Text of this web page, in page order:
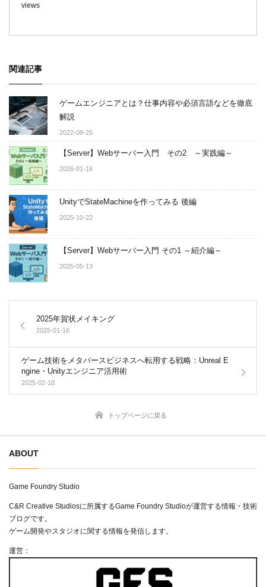
views
関連記事
ゲームエンジニアとは？仕事内容や必須言語などを徹底
解説
2022-08-25
【Server】Webサーバー入門 その2 ～実践編～
2026-01-16
UnityでStateMachineを作ってみる 後編
2025-10-22
【Server】Webサーバー入門 その1 ～紹介編～
2025-05-13
2025年賀状メイキング
2025-01-16
ゲーム技術をメタバースビジネスへ転用する戦略：Unreal E
ngine・Unityエンジニア活用術
2025-02-18
トップページに戻る
ABOUT
Game Foundry Studio
C&R Creative Studiosに所属するGame Foundry Studioが運営する情報・技術
ブログです。
ゲーム開発やスタジオに関する情報を発信します。
運営：